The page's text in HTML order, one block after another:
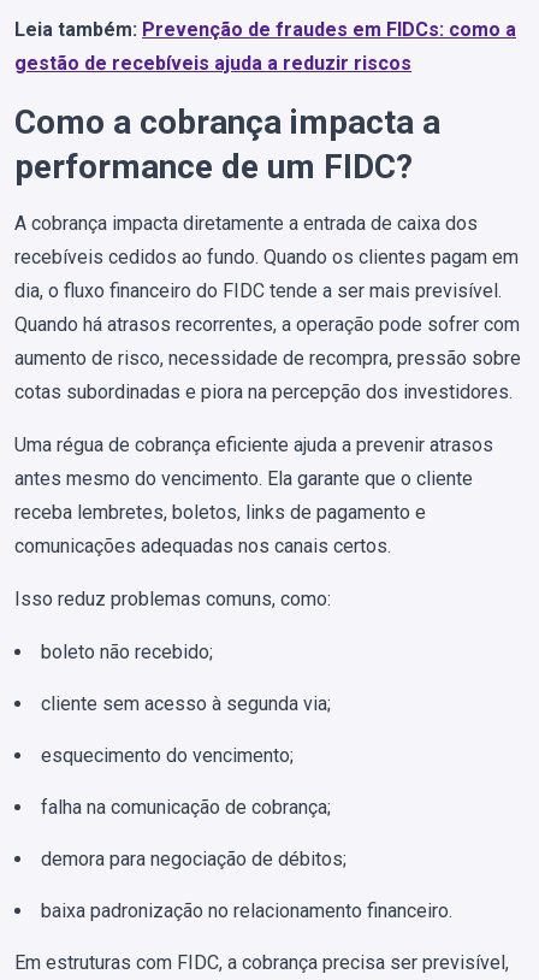
Leia também: Prevenção de fraudes em FIDCs: como a
gestão de recebíveis ajuda a reduzir riscos
Como a cobrança impacta a
performance de um FIDC?
A cobrança impacta diretamente a entrada de caixa dos
recebíveis cedidos ao fundo. Quando os clientes pagam em
dia, o fluxo financeiro do FIDC tende a ser mais previsível.
Quando há atrasos recorrentes, a operação pode sofrer com
aumento de risco, necessidade de recompra, pressão sobre
cotas subordinadas e piora na percepção dos investidores.
Uma régua de cobrança eficiente ajuda a prevenir atrasos
antes mesmo do vencimento. Ela garante que o cliente
receba lembretes, boletos, links de pagamento e
comunicações adequadas nos canais certos.
Isso reduz problemas comuns, como:
boleto não recebido;
cliente sem acesso à segunda via;
esquecimento do vencimento;
falha na comunicação de cobrança;
demora para negociação de débitos;
baixa padronização no relacionamento financeiro.
Em estruturas com FIDC, a cobrança precisa ser previsível,